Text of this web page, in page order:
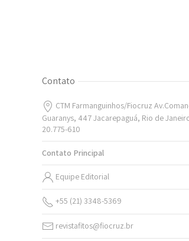
Contato
CTM Farmanguinhos/Fiocruz
Guaranys, 447 Jacarepaguá, Rio de
20.775-610
Contato Principal
Equipe Editorial
+55 (21) 3348-5369
revistafitos@fiocruz.br